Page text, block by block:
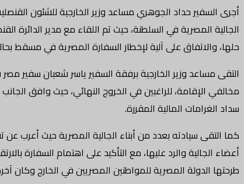
الجالية المصرية في السلطنة، حيث تم اللقاء مع مدير الدائرة
حلها، والاتفاق على آلية لإخطار السفارة المصرية في مسقط
التقى مساعد وزير الخارجية برفقة السفير ياسر شعبان سفير
مخالفي الإقامة، للراغبين في الخروج النهائي، حيث وافق
سداد الغرامات المالية المقررة.
كما التقى سيادته بعدد من أبناء الجالية المصرية حيث أعرب
أعضاء الجالية والرد عليها، مع التأكيد على اهتمام السفارة
طرحتها الدولة المصرية للمواطنين المصريين في الخارج وكان